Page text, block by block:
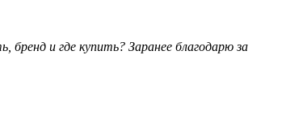
и где купить? Заранее благодарю за